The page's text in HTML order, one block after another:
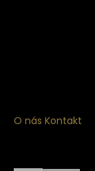
O nás Kontakt